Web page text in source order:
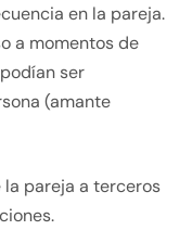
en la pareja.
a momentos de
ser
(amante
pareja a terceros